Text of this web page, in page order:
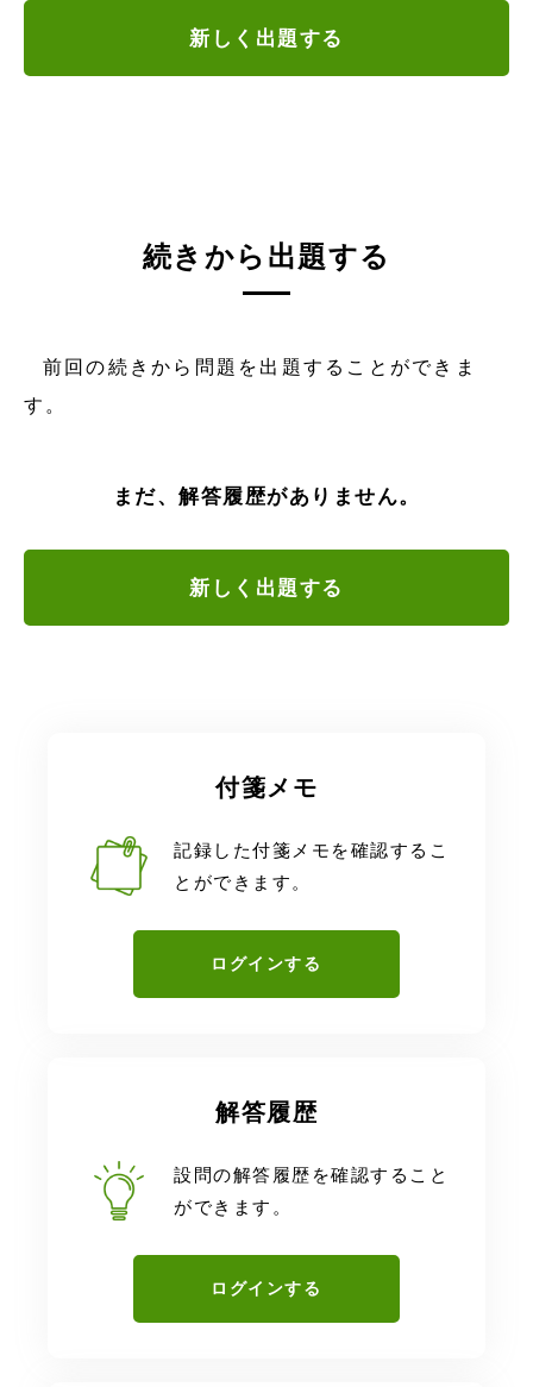
新しく出題する
続きから出題する
前回の続きから問題を出題することができま
す。
まだ、解答履歴がありません。
新しく出題する
付箋メモ
記録した付箋メモを確認するこ
とができます。
ログインする
解答履歴
設問の解答履歴を確認すること
ができます。
ログインする